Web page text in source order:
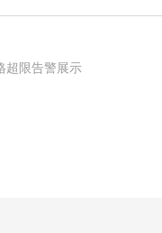
超限告警展示